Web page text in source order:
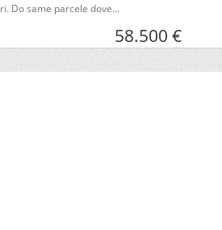
Do same parcele dove...
58.500 €